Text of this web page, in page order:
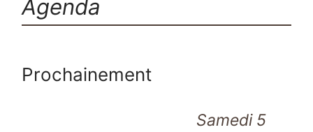
Agenda
Prochainement
Samedi 5